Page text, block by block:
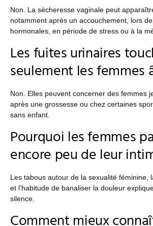
Non. La sécheresse vaginale peut
notamment après un accouchement, lors
hormonales, en période de stress ou à la
Les fuites urinaires
seulement les femmes
Non. Elles peuvent concerner des femmes
après une grossesse ou chez certaines
sans enfant.
Pourquoi les femmes
encore peu de leur
Les tabous autour de la sexualité féminine,
et l’habitude de banaliser la douleur
silence.
Comment mieux